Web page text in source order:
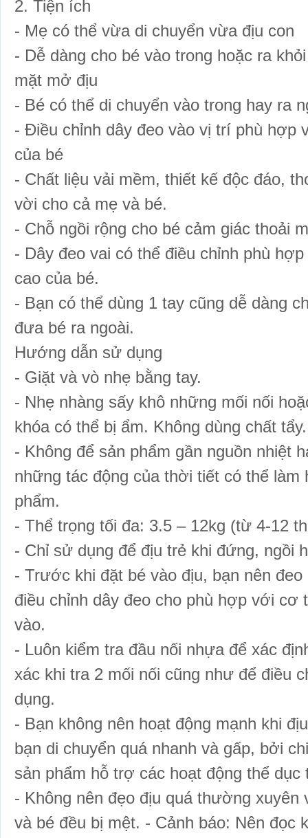
2. Tiện ích
- Mẹ có thể vừa di chuyển vừa địu con
- Dễ dàng cho bé vào trong hoặc ra
mặt mở địu
- Bé có thể di chuyển vào trong hay ra
- Điều chỉnh dây đeo vào vị trí phù hợp
của bé
- Chất liệu vải mềm, thiết kế độc đáo,
vời cho cả mẹ và bé.
- Chỗ ngồi rộng cho bé cảm giác thoải
- Dây đeo vai có thể điều chỉnh phù
cao của bé.
- Bạn có thể dùng 1 tay cũng dễ dàng
đưa bé ra ngoài.
Hướng dẫn sử dụng
- Giặt và vò nhẹ bằng tay.
- Nhẹ nhàng sấy khô những mối nối
khóa có thể bị ẩm. Không dùng chất
- Không để sản phẩm gần nguồn nhiệt
những tác động của thời tiết có thể làm
phẩm.
- Thể trọng tối đa: 3.5 – 12kg (từ 4-12
- Chỉ sử dụng để địu trẻ khi đứng, ngồi
- Trước khi đặt bé vào địu, bạn nên
điều chỉnh dây đeo cho phù hợp với cơ
vào.
- Luôn kiểm tra đầu nối nhựa để xác
xác khi tra 2 mối nối cũng như để điều
dụng.
- Bạn không nên hoạt động mạnh khi
bạn di chuyển quá nhanh và gấp, bởi
sản phẩm hỗ trợ các hoạt động thể dục
- Không nên đẹo địu quá thường xuyên
và bé đều bị mệt. - Cảnh báo: Nên đọc